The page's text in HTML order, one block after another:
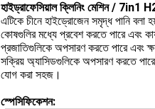
হাইড্রাফেসিয়াল ক্লিনিং মেশিন / 7in1
এটিকে চীনে হাইড্রোজেন সমৃদ্ধ পানি
কোষগুলির মধ্যে প্রবেশ করতে পারে এবং
প্রজাতিগুলিকে অপসারণ করতে পারে এবং
সক্রিয় অ্যাসিডগুলিকে অপসারণ করতে
যোগ করা সহজ।
স্পেসিফিকেশন: